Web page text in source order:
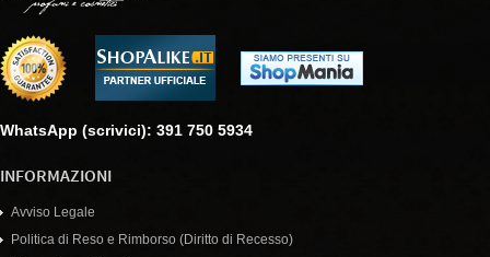
WhatsApp (scrivici): 391 750 5934
INFORMAZIONI
Avviso Legale
Politica di Reso e Rimborso (Diritto di Recesso)